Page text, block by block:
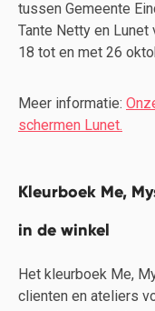
tussen Gemeente
Tante Netty en Lunet
18 tot en met 26
Meer informatie:
schermen Lunet.
Kleurboek Me,
in de winkel
Het kleurboek Me,
clienten en ateliers